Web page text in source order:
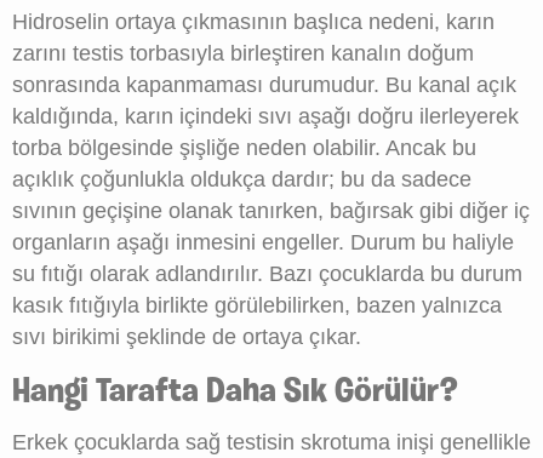
Hidroselin ortaya çıkmasının başlıca nedeni, karın
zarını testis torbasıyla birleştiren kanalın doğum
sonrasında kapanmaması durumudur. Bu kanal açık
kaldığında, karın içindeki sıvı aşağı doğru ilerleyerek
torba bölgesinde şişliğe neden olabilir. Ancak bu
açıklık çoğunlukla oldukça dardır; bu da sadece
sıvının geçişine olanak tanırken, bağırsak gibi diğer iç
organların aşağı inmesini engeller. Durum bu haliyle
su fıtığı olarak adlandırılır. Bazı çocuklarda bu durum
kasık fıtığıyla birlikte görülebilirken, bazen yalnızca
sıvı birikimi şeklinde de ortaya çıkar.
Hangi Tarafta Daha Sık Görülür?
Erkek çocuklarda sağ testisin skrotuma inişi genellikle